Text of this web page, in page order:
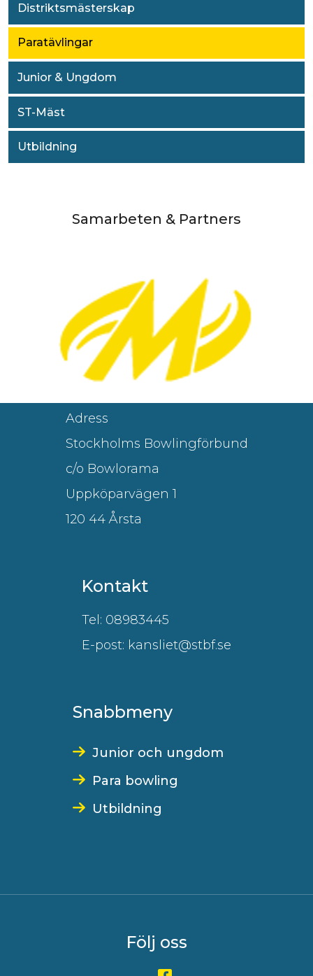
Distriktsmästerskap
Paratävlingar
Junior & Ungdom
ST-Mäst
Utbildning
Samarbeten & Partners
Adress
Stockholms Bowlingförbund
c/o Bowlorama
Uppköparvägen 1
120 44 Årsta
Kontakt
Tel: 08983445
E-post: kansliet@stbf.se
Snabbmeny
Junior och ungdom
Para bowling
Utbildning
Följ oss